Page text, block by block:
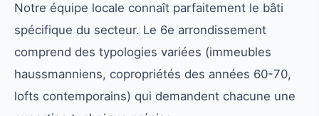
Notre équipe locale connaît parfaitement le bâti
spécifique du secteur. Le 6e arrondissement
comprend des typologies variées (immeubles
haussmanniens, copropriétés des années 60-70,
lofts contemporains) qui demandent chacune une